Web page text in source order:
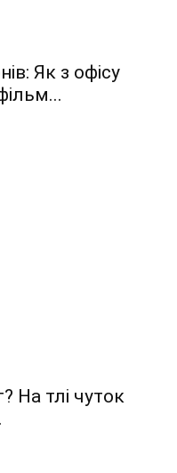
Як з офісу
На тлі чуток